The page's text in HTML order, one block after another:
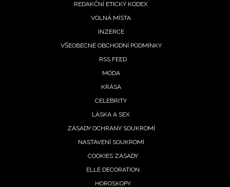
REDAKČNÍ ETICKÝ KODEX
VOLNÁ MÍSTA
INZERCE
VŠEOBECNÉ OBCHODNÍ PODMÍNKY
RSS FEED
MÓDA
KRÁSA
CELEBRITY
LÁSKA A SEX
ZÁSADY OCHRANY SOUKROMÍ
NASTAVENÍ SOUKROMÍ
COOKIES ZÁSADY
ELLE DECORATION
HOROSKOPY